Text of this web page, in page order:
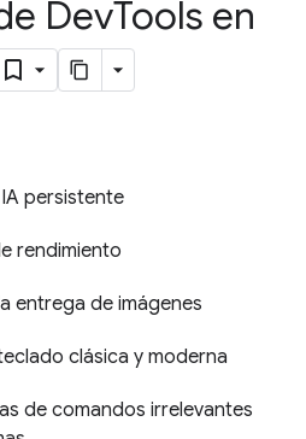
DevTools en
persistente
rendimiento
entrega de imágenes
clásica y moderna
de comandos irrelevantes